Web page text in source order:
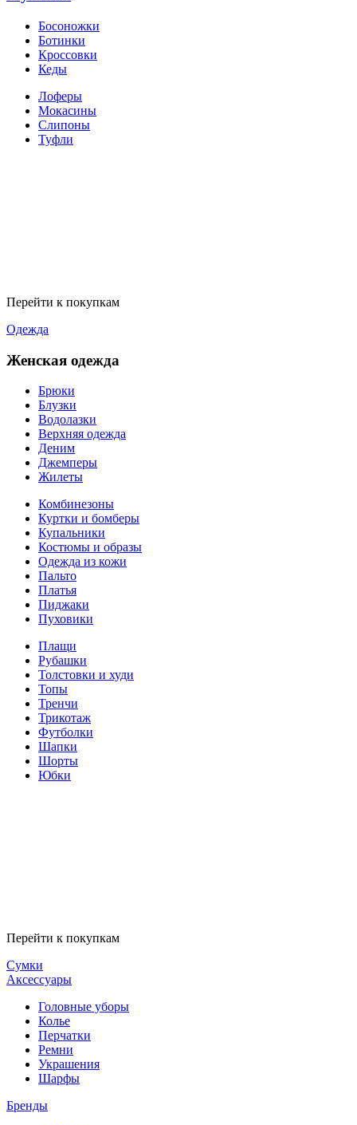
Босоножки
Ботинки
Кроссовки
Кеды
Лоферы
Мокасины
Слипоны
Туфли
Перейти к покупкам
Одежда
Женская одежда
Брюки
Блузки
Водолазки
Верхняя одежда
Деним
Джемперы
Жилеты
Комбинезоны
Куртки и бомберы
Купальники
Костюмы и образы
Одежда из кожи
Пальто
Платья
Пиджаки
Пуховики
Плащи
Рубашки
Толстовки и худи
Топы
Тренчи
Трикотаж
Футболки
Шапки
Шорты
Юбки
Перейти к покупкам
Сумки
Аксессуары
Головные уборы
Колье
Перчатки
Ремни
Украшения
Шарфы
Бренды